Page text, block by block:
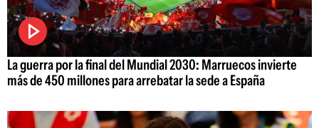
La guerra por la final del Mundial 2030: Marruecos invierte
más de 450 millones para arrebatar la sede a España